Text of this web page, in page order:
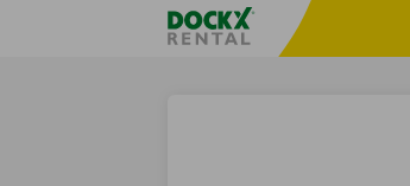
sitename